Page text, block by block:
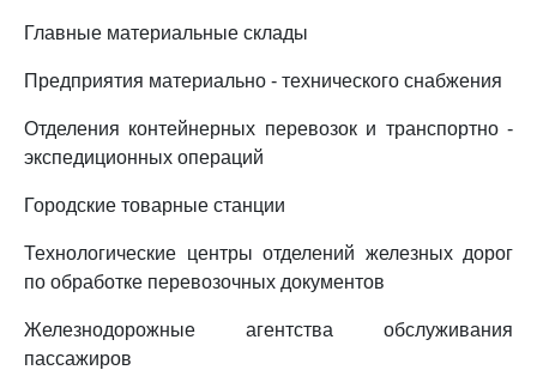
Главные материальные склады
Предприятия материально - технического снабжения
Отделения контейнерных перевозок и транспортно -
экспедиционных операций
Городские товарные станции
Технологические центры отделений железных дорог
по обработке перевозочных документов
Железнодорожные агентства обслуживания
пассажиров